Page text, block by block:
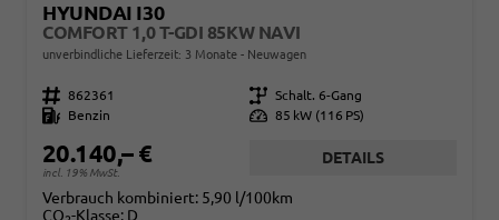
HYUNDAI I30
COMFORT 1,0 T-GDI 85KW NAVI
unverbindliche Lieferzeit: 3 Monate Neuwagen
Fahrzeugnr. 862361 Getriebe Schalt. 6-Gang
Kraftstoff
Benzin Leistung 85 kW (116 PS)
20.140,– €
incl. 19% MwSt.
DETAILS
Verbrauch kombiniert: 5,90 l/100km
CO -Klasse: D